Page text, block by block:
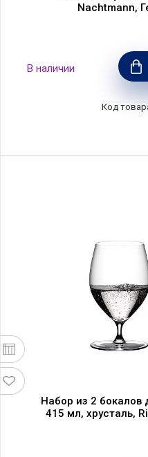
Nachtmann,
Набор из 2
415 мл, хрусталь,